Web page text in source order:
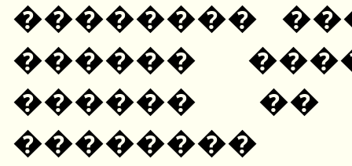
��������
������
������ ��